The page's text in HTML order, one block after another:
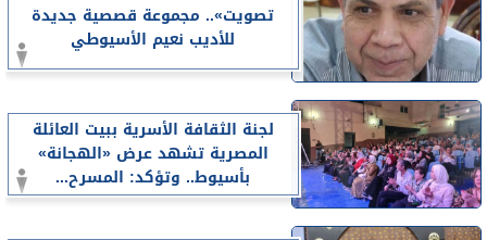
تصويت».. مجموعة قصصية جديدة
للأديب نعيم الأسيوطي
لجنة الثقافة الأسرية ببيت العائلة
المصرية تشهد عرض «الهجانة»
بأسيوط.. وتؤكد: المسرح...